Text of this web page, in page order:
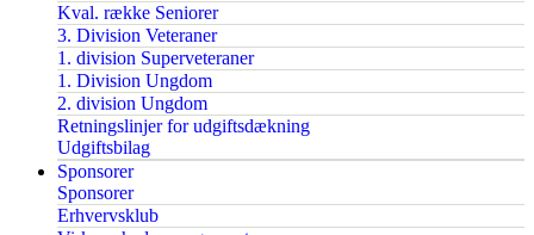
Kval. række Seniorer
3. Division Veteraner
1. division Superveteraner
1. Division Ungdom
2. division Ungdom
Retningslinjer for udgiftsdækning
Udgiftsbilag
Sponsorer
Sponsorer
Erhvervsklub